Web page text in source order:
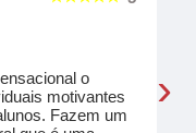
o
motivantes
Fazem um
›